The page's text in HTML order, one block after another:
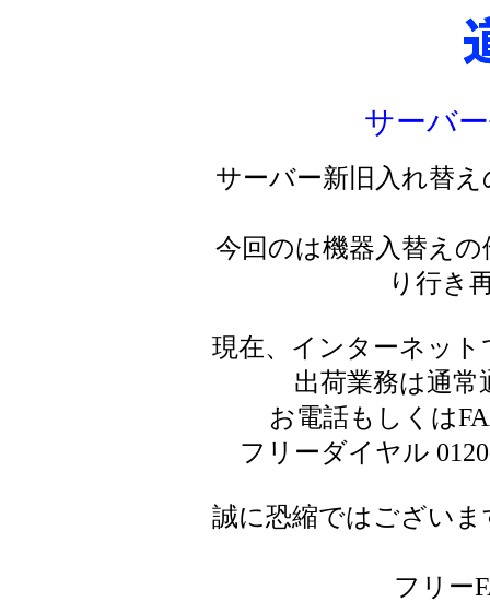
サーバ
サーバー新旧入れ替
今回のは機器入替え
り行き
現在、インターネッ
出荷業務は通
お電話もしくは
フリーダイヤル
誠に恐縮ではござい
フリー